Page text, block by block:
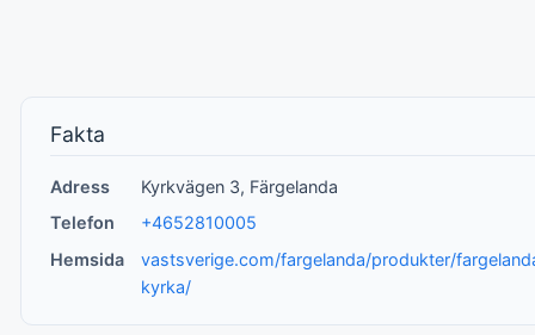
Fakta
Adress
Kyrkvägen 3, Färgelanda
Telefon
+4652810005
Hemsida
vastsverige.com/fargelanda/produkter/
kyrka/